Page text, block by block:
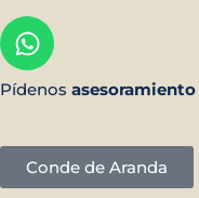
Pídenos asesoramiento
Conde de Aranda